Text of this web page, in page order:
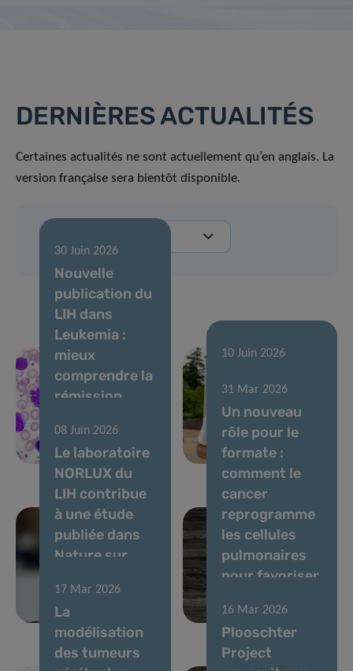
DERNIÈRES ACTUALITÉS
Certaines actualités ne sont actuellement qu’en anglais. La
version française sera bientôt disponible.
30 Juin 2026
Nouvelle
publication du
LIH dans
Leukemia :
mieux
comprendre la
rémission
traitement
dans la LMC
10 Juin 2026
soutenir la
recherche
contre le
cancer
08 Juin 2026
Le laboratoire
NORLUX du
LIH contribue
à une étude
publiée dans
Nature sur
tumeurs
cérébrales
31 Mar 2026
Un nouveau
rôle pour le
formate :
comment le
cancer
reprogramme
les cellules
pulmonaires
pour favoriser
métastases
17 Mar 2026
La
modélisation
des tumeurs
16 Mar 2026
Plooschter
Project